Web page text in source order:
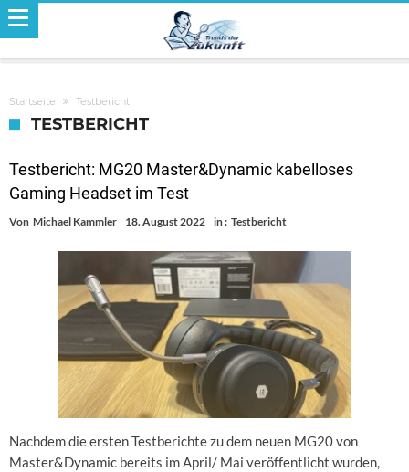
Startseite Testbericht
TESTBERICHT
Testbericht: MG20 Master&Dynamic kabelloses
Gaming Headset im Test
Von Michael Kammler 18. August 2022 in : Testbericht
Nachdem die ersten Testberichte zu dem neuen MG20 von
Master&Dynamic bereits im April/ Mai veröffentlicht wurden,